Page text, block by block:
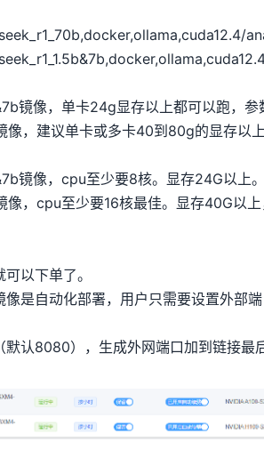
镜像，单卡24g显存以上都可以跑，
像，建议单卡或多卡40到80g的显存以
镜像，cpu至少要8核。显存24G以上
像，cpu至少要16核最佳。显存40G以
以下单了。
像是自动化部署，用户只需要设置外部
默认8080），生成外网端口加到链接